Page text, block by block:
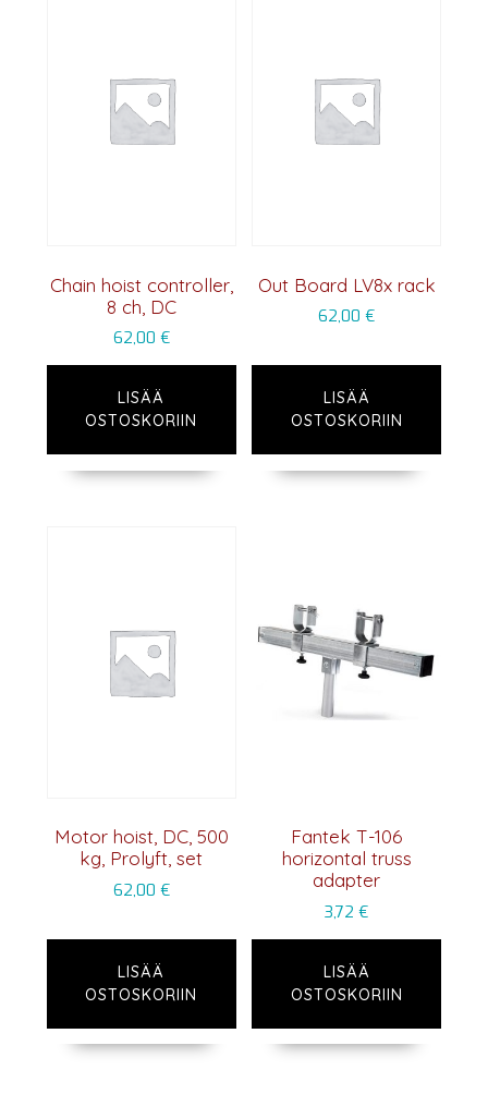
Chain hoist controller,
8 ch, DC
62,00 €
LISÄÄ
OSTOSKORIIN
Out Board LV8x rack
62,00€
LISÄÄ
OSTOSKORIIN
Motor hoist, DC, 500
kg, Prolyft, set
62,00 €
LISÄÄ
OSTOSKORIIN
Fantek T-106
horizontal truss
adapter
3,72€
LISÄÄ
OSTOSKORIIN